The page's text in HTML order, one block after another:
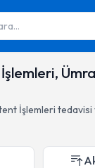
İşlemleri